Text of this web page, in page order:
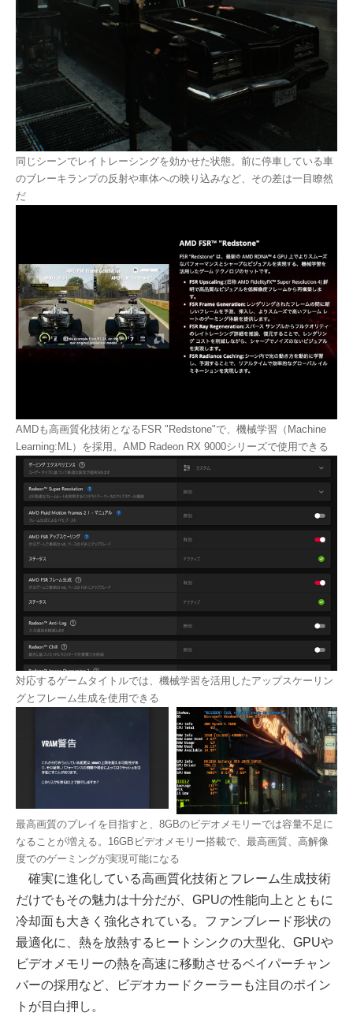
同じシーンでレイトレーシングを効かせた状態。前に停車している車
のブレーキランプの反射や車体への映り込みなど、その差は一目瞭然
だ
AMDも高画質化技術となるFSR "Redstone"で、機械学習（Machine
Learning:ML）を採用。AMD Radeon RX 9000シリーズで使用できる
対応するゲームタイトルでは、機械学習を活用したアップスケーリン
グとフレーム生成を使用できる
最高画質のプレイを目指すと、8GBのビデオメモリーでは容量不足に
なることが増える。16GBビデオメモリー搭載で、最高画質、高解像
度でのゲーミングが実現可能になる
確実に進化している高画質化技術とフレーム生成技術
だけでもその魅力は十分だが、GPUの性能向上とともに
冷却面も大きく強化されている。ファンブレード形状の
最適化に、熱を放熱するヒートシンクの大型化、GPUや
ビデオメモリーの熱を高速に移動させるベイパーチャン
バーの採用など、ビデオカードクーラーも注目のポイン
トが目白押し。